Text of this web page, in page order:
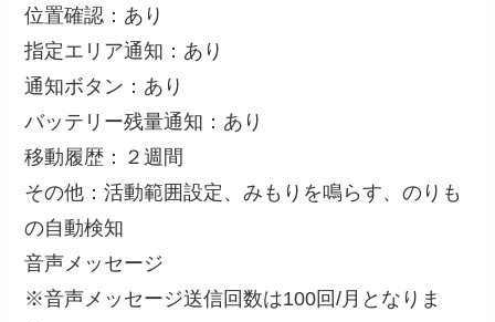
位置確認：あり
指定エリア通知：あり
通知ボタン：あり
バッテリー残量通知：あり
移動履歴：２週間
その他：活動範囲設定、みもりを鳴らす、のりも
の自動検知
音声メッセージ
※音声メッセージ送信回数は100回/月となりま